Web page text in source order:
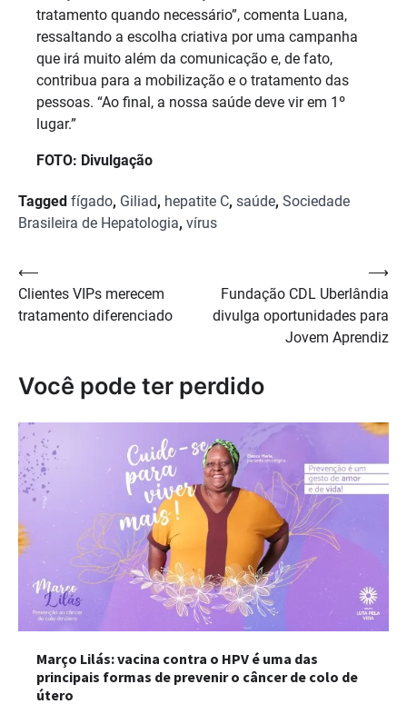
tratamento quando necessário”, comenta Luana,
ressaltando a escolha criativa por uma campanha
que irá muito além da comunicação e, de fato,
contribua para a mobilização e o tratamento das
pessoas. “Ao final, a nossa saúde deve vir em 1º
lugar.”
FOTO: Divulgação
Tagged fígado, Giliad, hepatite C, saúde, Sociedade
Brasileira de Hepatologia, vírus
Navegação
de
⟵
Clientes VIPs merecem
tratamento diferenciado
Fundação CDL Uberlândia
divulga oportunidades para
Jovem Aprendiz
⟶
Você pode ter perdido
Março Lilás: vacina contra o HPV é uma das
principais formas de prevenir o câncer de colo de
útero